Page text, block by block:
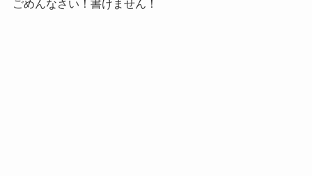
ごめんなさい！書けません！